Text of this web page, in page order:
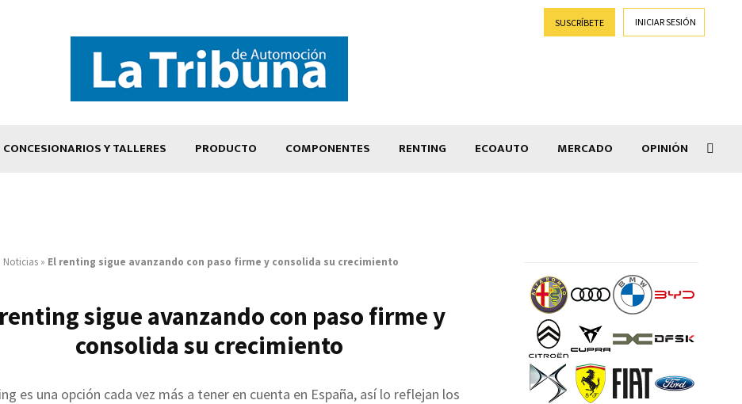
SUSCRÍBETE INICIAR SESIÓN
CONCESIONARIOS Y TALLERES PRODUCTO COMPONENTES RENTING ECOAUTO MERCADO OPINIÓN
Noticias » El renting sigue avanzando con paso firme y consolida su crecimiento
sigue avanzando con paso firme y
consolida su crecimiento
es una opción cada vez más a tener en cuenta en España, así lo reflejan los